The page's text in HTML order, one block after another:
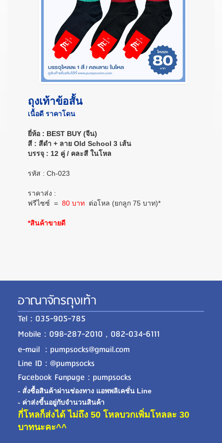
ถุงเท้าข้อสั้น
เนื้อดี ราคาโดน
ยี่ห้อ : BEST BUY (จีน)
สี : สีดำ + ลาย Old School 3 เส้น
บรรจุ : 12 คู่ / คละสี ในโหล
รหัส : Ch-023
ราคาส่ง :
ฟรีไซซ์ = 80 บาท ต่อโหล (ยกลูก 75 บาท)*
*สินค้าขายดี
อาณาจักรถุงเท้า
Tel : 035-905-785
Mobile : 098-287-2010 , 082-034-6111
e-mail : pumpsocks@gmail.com
Line ID : @pumpsocks
Facebook Fanpage : pumpsocks
- สั่งซื้อสินค้าผ่านช่องทาง แอพพลิเคชั่น Line
- ค่าส่งขี้นอยู่กับจำนวนสินค้า
กี่โหลก็ส่งได้ ไม่ถึง 50 โหลบวกเพิ่มโหลละ 30
บาทนะคะ^^